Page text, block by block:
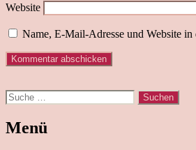
Website
Name, E-Mail-Adresse und Website
Suche
nach:
Menü